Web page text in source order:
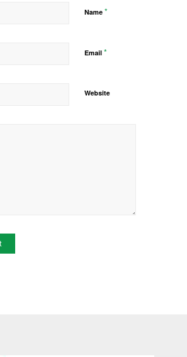
Name *
Email *
Website